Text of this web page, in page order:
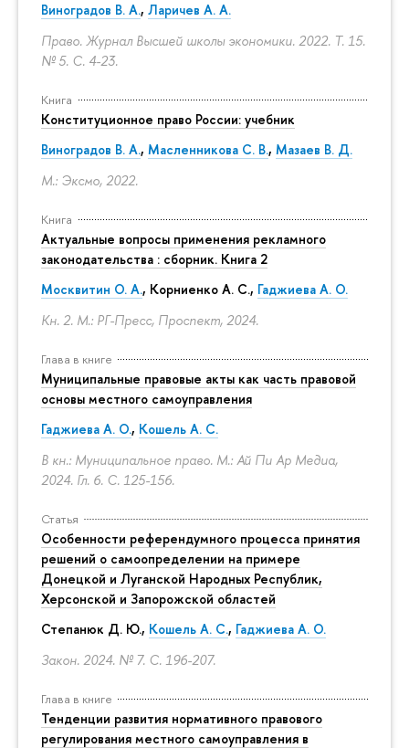
Виноградов В. А., Ларичев А. А.
Право. Журнал Высшей школы экономики. 2022. Т. 15.
№ 5. С. 4-23.
Книга
Конституционное право России: учебник
Виноградов В. А., Масленникова С. В., Мазаев В. Д.
М.: Эксмо, 2022.
Книга
Актуальные вопросы применения рекламного
законодательства : сборник. Книга 2
Москвитин О. А., Корниенко А. С., Гаджиева А. О.
Кн. 2. М.: РГ-Пресс, Проспект, 2024.
Глава в книге
Муниципальные правовые акты как часть правовой
основы местного самоуправления
Гаджиева А. О., Кошель А. С.
В кн.: Муниципальное право. М.: Ай Пи Ар Медиа,
2024. Гл. 6. С. 125-156.
Статья
Особенности референдумного процесса принятия
решений о самоопределении на примере
Донецкой и Луганской Народных Республик,
Херсонской и Запорожской областей
Степанюк Д. Ю., Кошель А. С., Гаджиева А. О.
Закон. 2024. № 7. С. 196-207.
Глава в книге
Тенденции развития нормативного правового
регулирования местного самоуправления в